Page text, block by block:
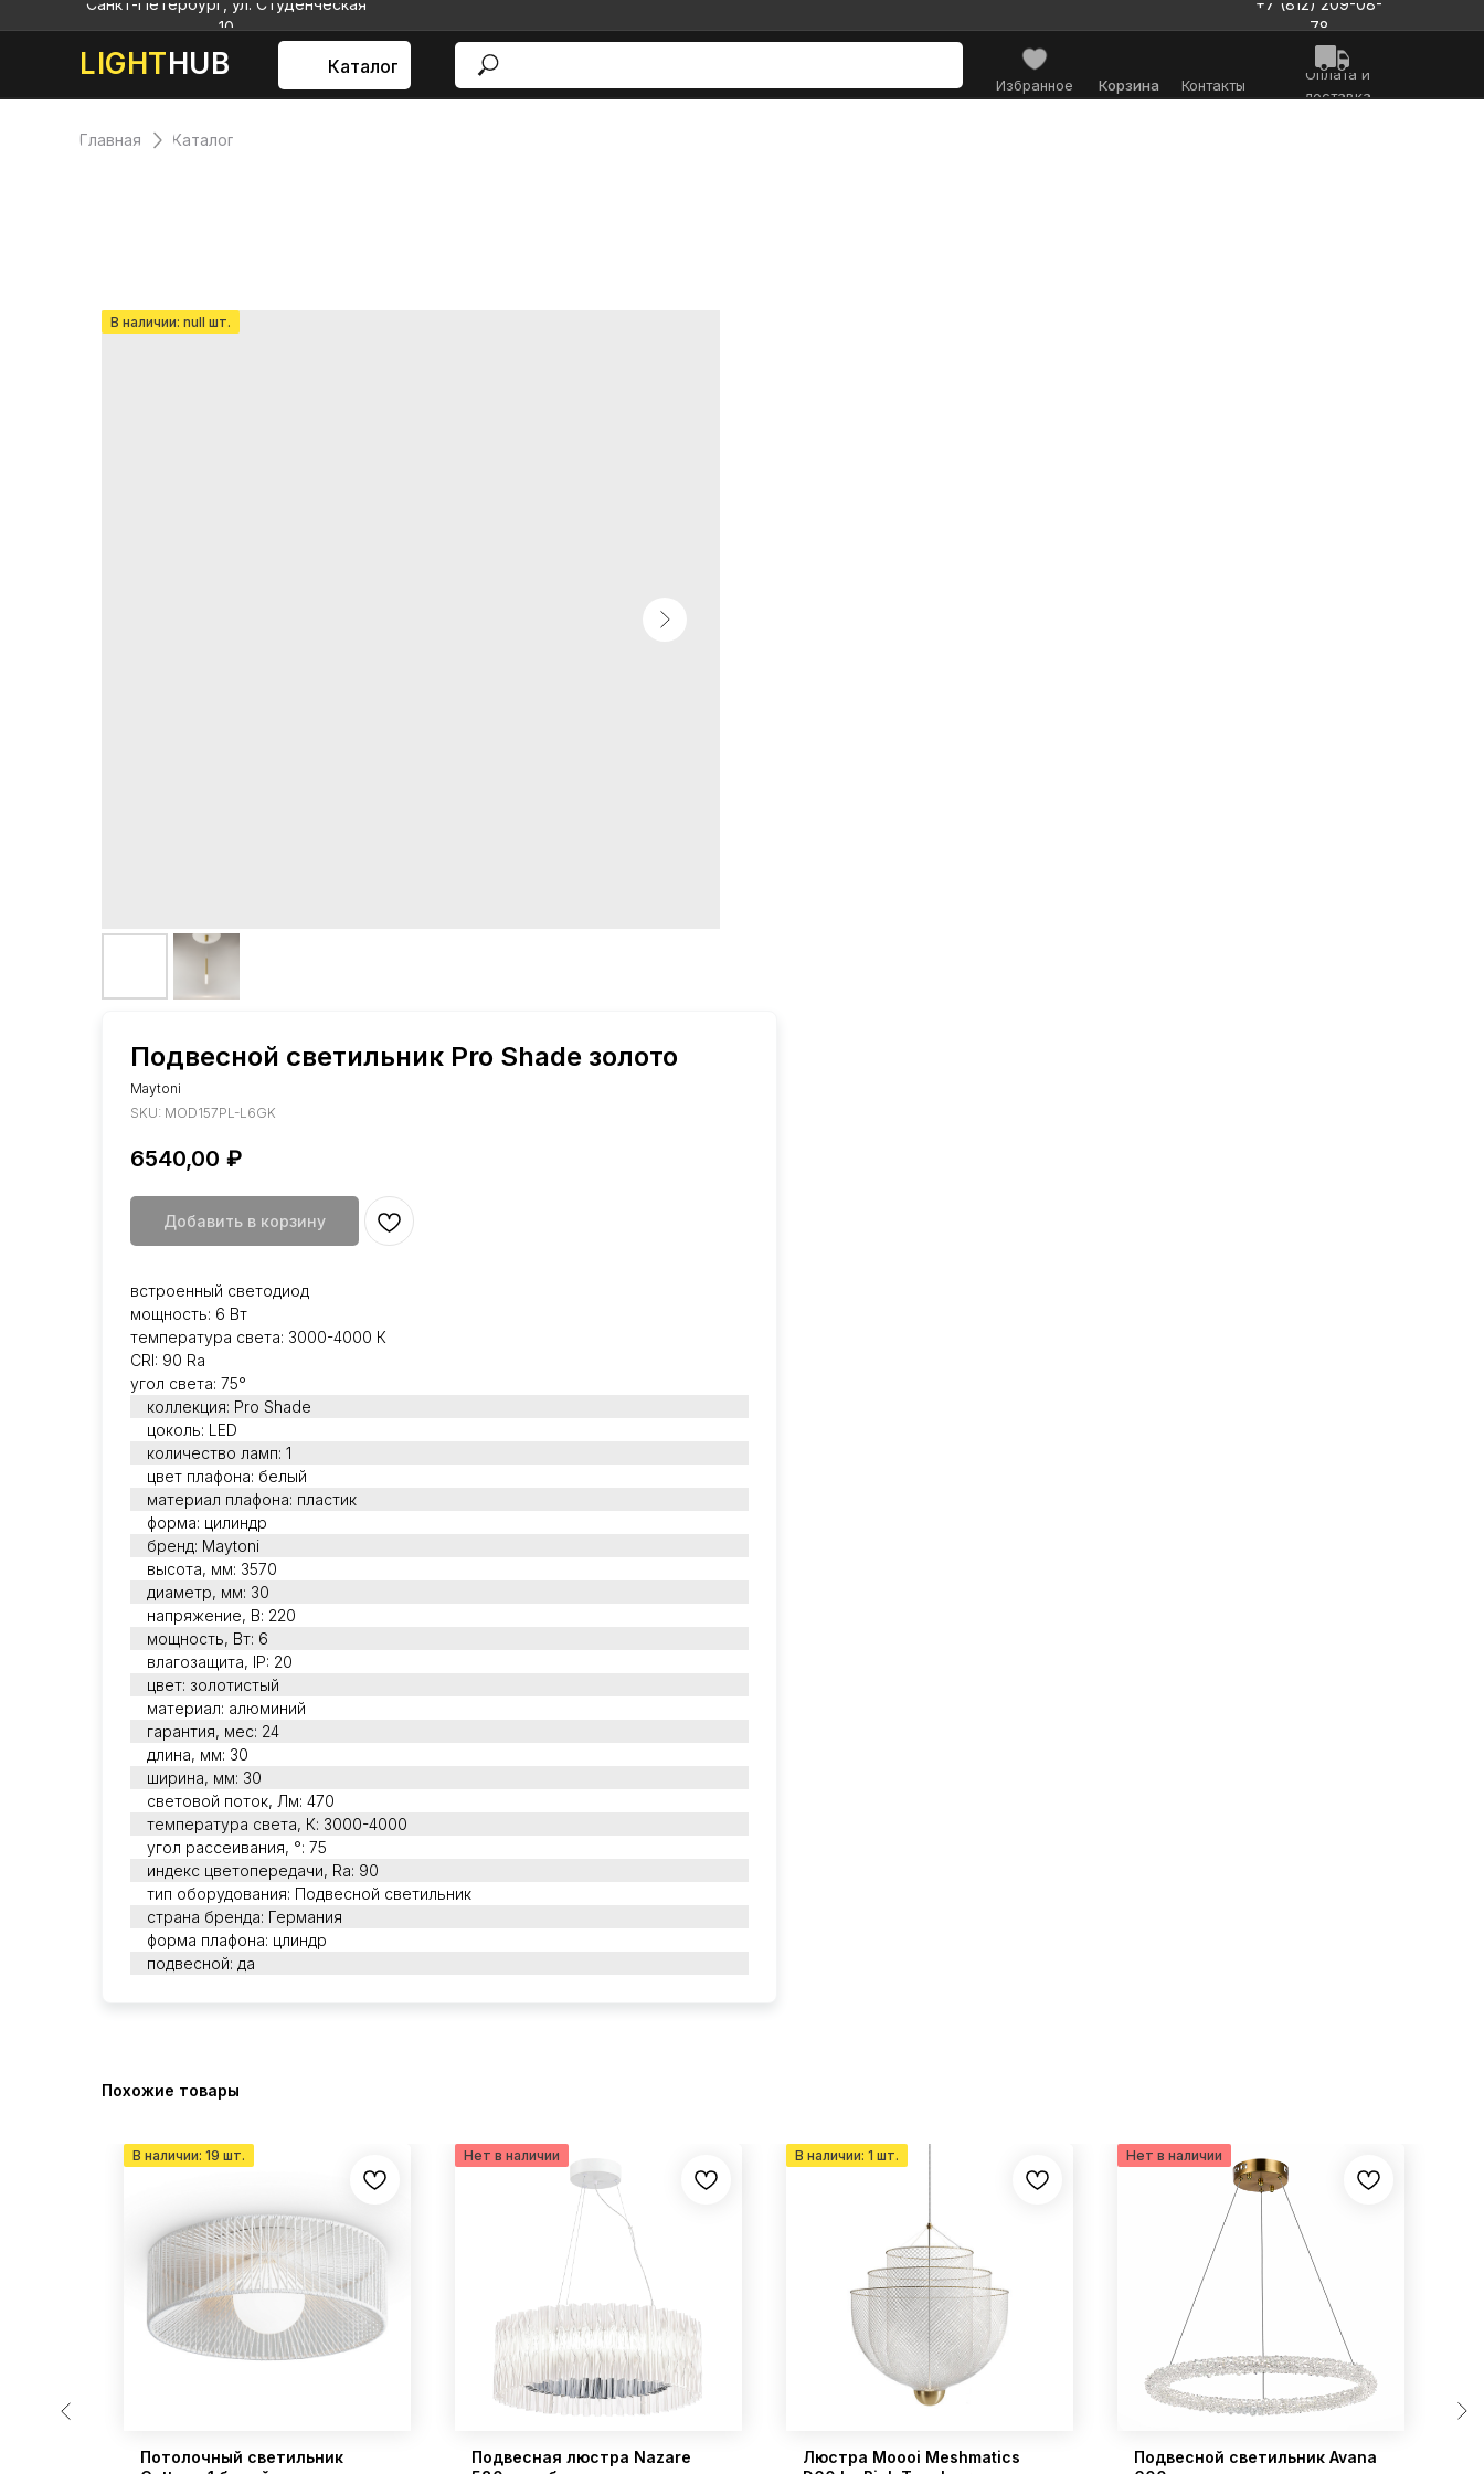
LIGHTHUB
+7 (812) 209-08-
78
Санкт-Петербург, ул. Студенческая
10
Оплата и
доставка
Контакты
Избранное
Каталог
Корзина
Каталог
Главная
Подвесной светильник Pro Shade золото
Maytoni
SKU: MOD157PL-L6GK
6540,00 ₽
Добавить в корзину
встроенный светодиод
мощность: 6 Вт
температура света: 3000-4000 К
CRI: 90 Ra
угол света: 75°
коллекция: Pro Shade
цоколь: LED
количество ламп: 1
цвет плафона: белый
материал плафона: пластик
форма: цилиндр
бренд: Maytoni
высота, мм: 3570
диаметр, мм: 30
напряжение, В: 220
мощность, Вт: 6
влагозащита, IP: 20
цвет: золотистый
материал: алюминий
гарантия, мес: 24
длина, мм: 30
ширина, мм: 30
световой поток, Лм: 470
температура света, К: 3000-4000
угол рассеивания, °: 75
индекс цветопередачи, Ra: 90
тип оборудования: Подвесной светильник
страна бренда: Германия
форма плафона: цлиндр
подвесной: да
Похожие товары
Потолочный светильник
Подвесная люстра Nazare
Люстра Moooi Meshmatics
Подвесной светильник Avana